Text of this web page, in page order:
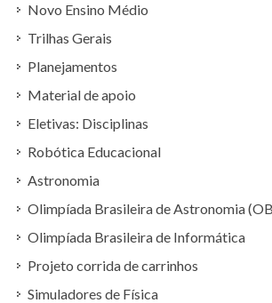
Novo Ensino Médio
Trilhas Gerais
Planejamentos
Material de apoio
Eletivas: Disciplinas
Robótica Educacional
Astronomia
Olimpíada Brasileira de Astronomia
Olimpíada Brasileira de Informática
Projeto corrida de carrinhos
Simuladores de Física